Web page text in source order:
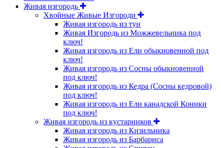
Живая изгородь
Хвойные Живые Изгороди
Живая изгородь из туи
Живая Изгородь из Можжевельника под
ключ!
Живая изгородь из Ели обыкновенной под
ключ!
Живая изгородь из Сосны обыкновенной
под ключ!
Живая изгородь из Кедра (Сосны кедровой)
под ключ!
Живая изгородь из Ели канадской Коники
под ключ!
Живая изгородь из кустарников
Живая изгородь из Кизильника
Живая изгородь из Барбариса